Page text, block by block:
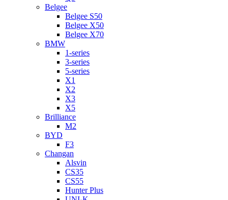
Belgee
Belgee S50
Belgee X50
Belgee X70
BMW
1-series
3-series
5-series
X1
X2
X3
X5
Brilliance
M2
BYD
F3
Changan
Alsvin
CS35
CS55
Hunter Plus